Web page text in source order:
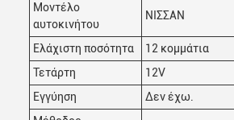
Μοντέλο
αυτοκινήτου
ΝΙΣΣΑΝ
Ελάχιστη ποσότητα
12 κομμάτια
Τετάρτη
12V
Εγγύηση
Δεν έχω.